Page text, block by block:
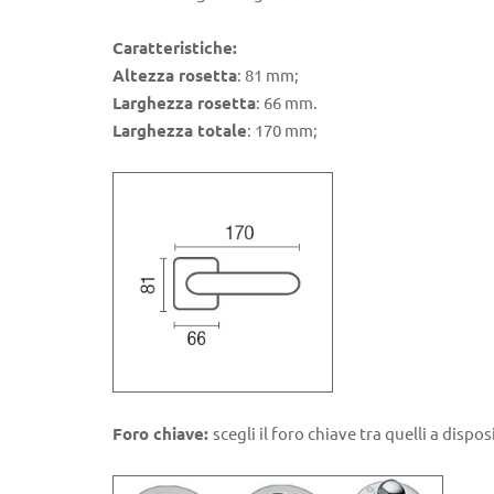
Caratteristiche:
Altezza rosetta: 81 mm;
Larghezza rosetta: 66 mm.
Larghezza totale: 170 mm;
Foro chiave: scegli il foro chiave tra quelli a